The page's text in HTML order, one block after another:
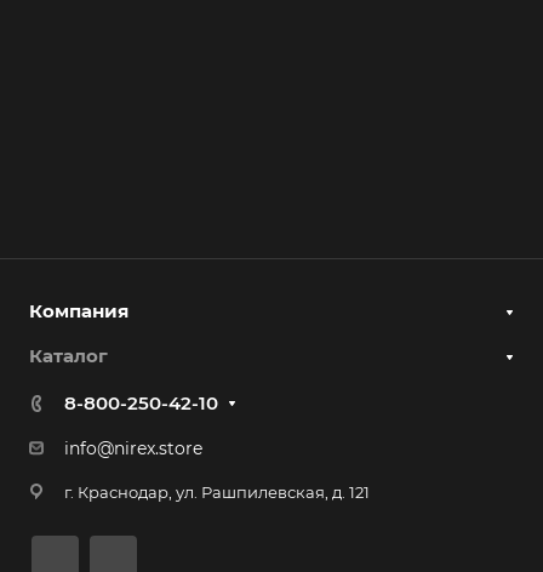
Компания
Каталог
8-800-250-42-10
info@nirex.store
г. Краснодар, ул. Рашпилевская, д. 121